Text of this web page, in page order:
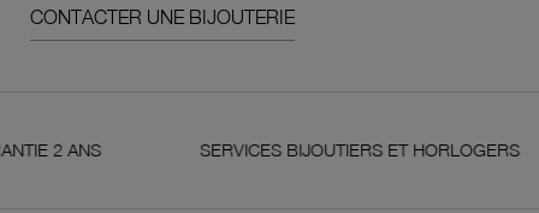
CONTACTER UNE BIJOUTERIE
ANS SERVICES BIJOUTIERS ET HORLOGERS